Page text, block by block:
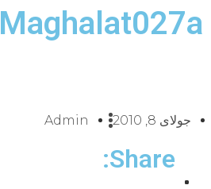
Maghalat027a
جولای 8, 2010 Admin
Share: